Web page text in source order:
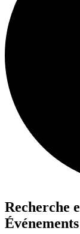
Événements
Recherche
Événements